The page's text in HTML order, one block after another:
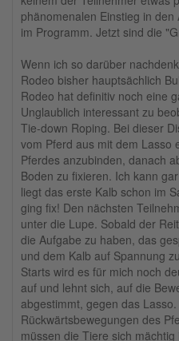
phänomenalen Einstieg in
im Programm. Jetzt sind die
Wenn ich so darüber
Rodeo bisher hauptsächlich
Rodeo hat definitiv noch eine
Unglaublich interessant zu
Tie-down Roping. Bei dieser
vom Pferd aus mit dem Lasso
Pferdes anzubinden, danach
Boden zu fixieren. Ich kann
liegt das erste Kalb schon im
ging fix! Den nächsten
unter die Lupe. Sobald der
die Aufgabe zu haben, das
und dem Kalb auf Spannung
Starts wird es für mich noch
auf und lehnt sich, auf die
abgestimmt, gegen das
Rückwärtsbewegungen des
müssen die Tiere sich